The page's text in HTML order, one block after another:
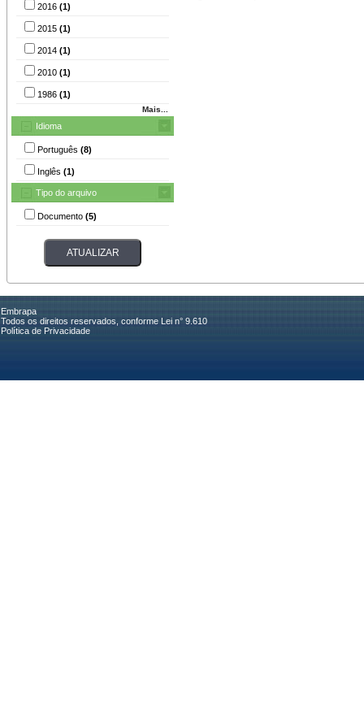
2016 (1)
2015 (1)
2014 (1)
2010 (1)
1986 (1)
Mais...
Idioma
Português (8)
Inglês (1)
Tipo do arquivo
Documento (5)
Embrapa
Todos os direitos reservados, conforme Lei n° 9.610
Política de Privacidade